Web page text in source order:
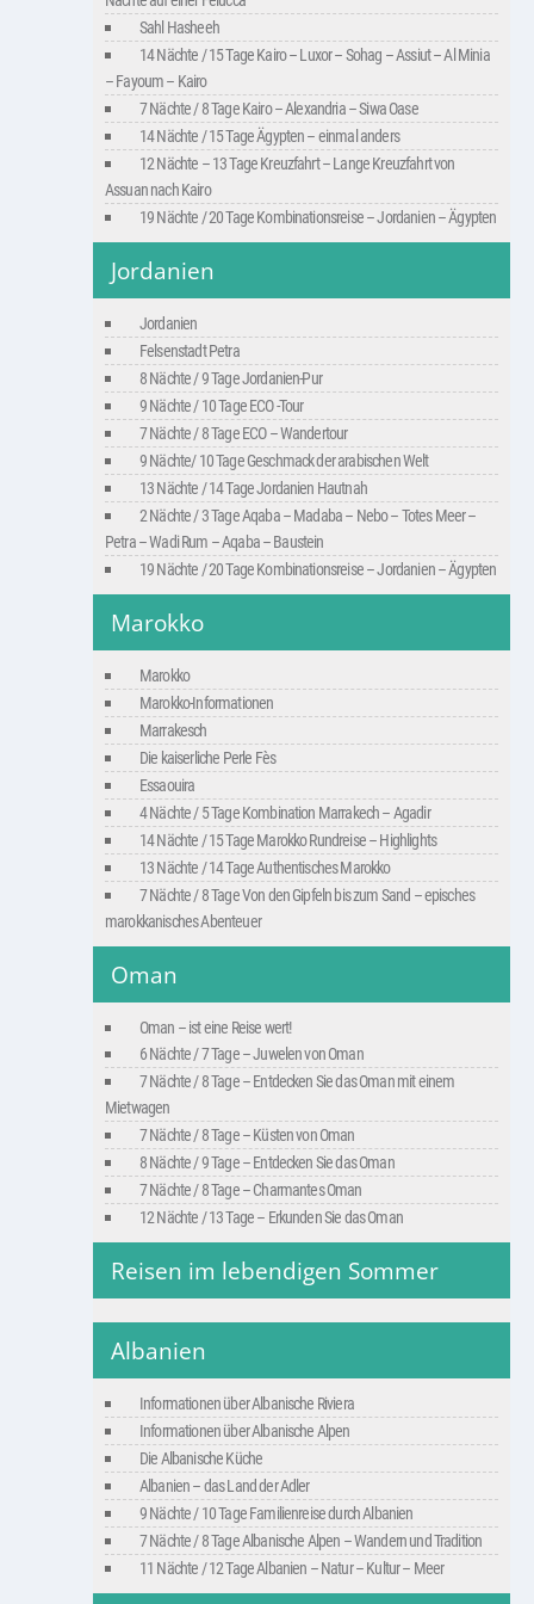
Sahl Hasheeh
14 Nächte / 15 Tage Kairo – Luxor – Sohag – Assiut – Al Minia
– Fayoum – Kairo
7 Nächte / 8 Tage Kairo – Alexandria – Siwa Oase
14 Nächte / 15 Tage Ägypten – einmal anders
12 Nächte – 13 Tage Kreuzfahrt – Lange Kreuzfahrt von
Assuan nach Kairo
19 Nächte / 20 Tage Kombinationsreise – Jordanien – Ägypten
Jordanien
Jordanien
Felsenstadt Petra
8 Nächte / 9 Tage Jordanien-Pur
9 Nächte / 10 Tage ECO -Tour
7 Nächte / 8 Tage ECO – Wandertour
9 Nächte/ 10 Tage Geschmack der arabischen Welt
13 Nächte / 14 Tage Jordanien Hautnah
2 Nächte / 3 Tage Aqaba – Madaba – Nebo – Totes Meer –
Petra – Wadi Rum – Aqaba – Baustein
19 Nächte / 20 Tage Kombinationsreise – Jordanien – Ägypten
Marokko
Marokko
Marokko-Informationen
Marrakesch
Die kaiserliche Perle Fès
Essaouira
4 Nächte / 5 Tage Kombination Marrakech – Agadir
14 Nächte / 15 Tage Marokko Rundreise – Highlights
13 Nächte / 14 Tage Authentisches Marokko
7 Nächte / 8 Tage Von den Gipfeln bis zum Sand – episches
marokkanisches Abenteuer
Oman
Oman – ist eine Reise wert!
6 Nächte / 7 Tage – Juwelen von Oman
7 Nächte / 8 Tage – Entdecken Sie das Oman mit einem
Mietwagen
7 Nächte / 8 Tage – Küsten von Oman
8 Nächte / 9 Tage – Entdecken Sie das Oman
7 Nächte / 8 Tage – Charmantes Oman
12 Nächte / 13 Tage – Erkunden Sie das Oman
Reisen im lebendigen Sommer
Albanien
Informationen über Albanische Riviera
Informationen über Albanische Alpen
Die Albanische Küche
Albanien – das Land der Adler
9 Nächte / 10 Tage Familienreise durch Albanien
7 Nächte / 8 Tage Albanische Alpen – Wandern und Tradition
11 Nächte / 12 Tage Albanien – Natur – Kultur – Meer